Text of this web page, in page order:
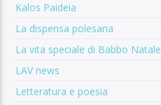
Kalos Paideia
La dispensa polesana
La vita speciale di Babbo Natale
LAV news
Letteratura e poesia